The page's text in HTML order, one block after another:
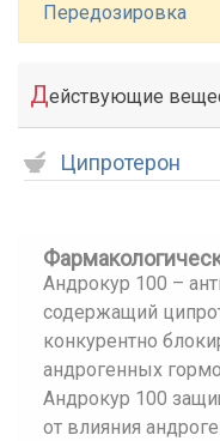
Передозировка
Действующие
Ципротерон
Андрокур 100 –
содержащий
конкурентно
андрогенных
Андрокур 100
от влияния